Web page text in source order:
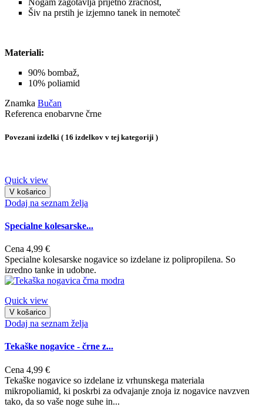
Nogam zagotavlja prijetno zračnost,
Šiv na prstih je izjemno tanek in nemoteč
Materiali:
90% bombaž,
10% poliamid
Znamka Bučan
Referenca enobarvne črne
Povezani izdelki ( 16 izdelkov v tej kategoriji )
Quick view
V košarico
Dodaj na seznam želja
Specialne kolesarske...
Cena 4,99 €
Specialne kolesarske nogavice so izdelane iz polipropilena. So
izredno tanke in udobne.
Quick view
V košarico
Dodaj na seznam želja
Tekaške nogavice - črne z...
Cena 4,99 €
Tekaške nogavice so izdelane iz vrhunskega materiala
mikropoliamid, ki poskrbi za odvajanje znoja iz nogavice navzven
tako, da so vaše noge suhe in...